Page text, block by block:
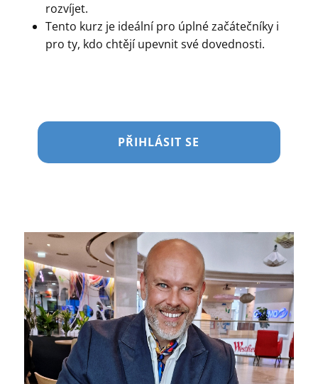
rozvíjet.
Tento kurz je ideální pro úplné začátečníky i
pro ty, kdo chtějí upevnit své dovednosti.
PŘIHLÁSIT SE